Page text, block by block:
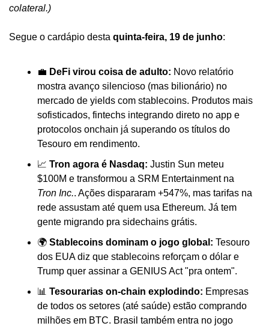
colateral.)
Segue o cardápio desta quinta-feira, 19 de junho:
💼 DeFi virou coisa de adulto: Novo relatório
mostra avanço silencioso (mas bilionário) no
mercado de yields com stablecoins. Produtos mais
sofisticados, fintechs integrando direto no app e
protocolos onchain já superando os títulos do
Tesouro em rendimento.
📈 Tron agora é Nasdaq: Justin Sun meteu
Tron Inc.. Ações dispararam +547%, mas tarifas na
rede assustam até quem usa Ethereum. Já tem
gente migrando pra sidechains grátis.
🌍 Stablecoins dominam o jogo global: Tesouro
dos EUA diz que stablecoins reforçam o dólar e
Trump quer assinar a GENIUS Act "pra ontem".
📊 Tesourarias on-chain explodindo: Empresas
de todos os setores (até saúde) estão comprando
milhões em BTC. Brasil também entra no jogo